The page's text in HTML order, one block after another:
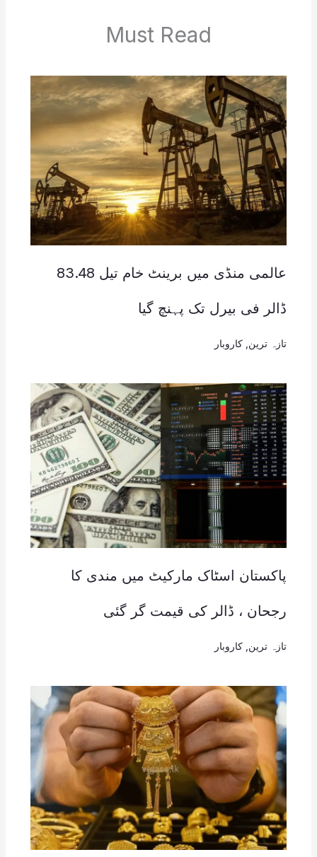
Must Read
عالمی منڈی میں برینٹ خام تیل 83.48
ڈالر فی بیرل تک پہنچ گیا
تازہ ترین کاروبار
پاکستان اسٹاک مارکیٹ میں مندی کا
رجحان ، ڈالر کی قیمت گر گئی
تازہ ترین کاروبار